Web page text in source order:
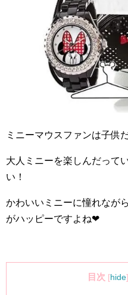
ミニーマウスファンは子供
大人ミニーを楽しんだって
い！
かわいいミニーに憧れなが
がハッピーですよね❤︎
目次 [hide]